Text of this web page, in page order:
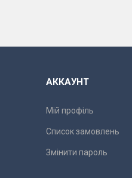
АККАУНТ
Мій профіль
Список замовлень
Змінити пароль